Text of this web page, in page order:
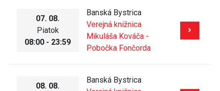
07. 08.
Piatok
08:00 - 23:59
Banská Bystrica
Verejná knižnica
Mikuláša Kováča -
Pobočka Fončorda
08. 08.
Banská Bystrica